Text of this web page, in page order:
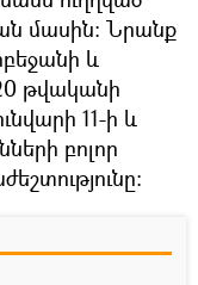
մասին։ Նրանք
և
թվականի
11-ի և
բոլոր